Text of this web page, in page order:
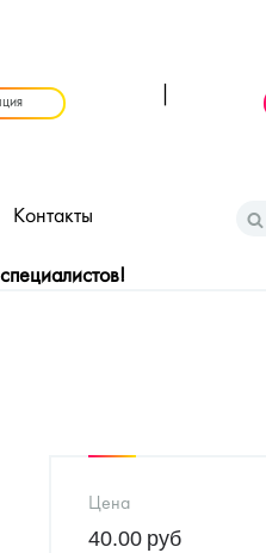
Контакты
Цена
40.00 руб